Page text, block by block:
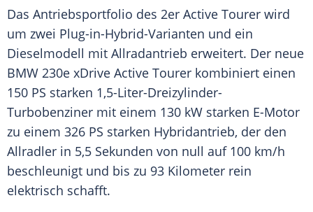
Das Antriebsportfolio des 2er Active Tourer wird
um zwei Plug-in-Hybrid-Varianten und ein
Dieselmodell mit Allradantrieb erweitert. Der neue
BMW 230e xDrive Active Tourer kombiniert einen
150 PS starken 1,5-Liter-Dreizylinder-
Turbobenziner mit einem 130 kW starken E-Motor
zu einem 326 PS starken Hybridantrieb, der den
Allradler in 5,5 Sekunden von null auf 100 km/h
beschleunigt und bis zu 93 Kilometer rein
elektrisch schafft.